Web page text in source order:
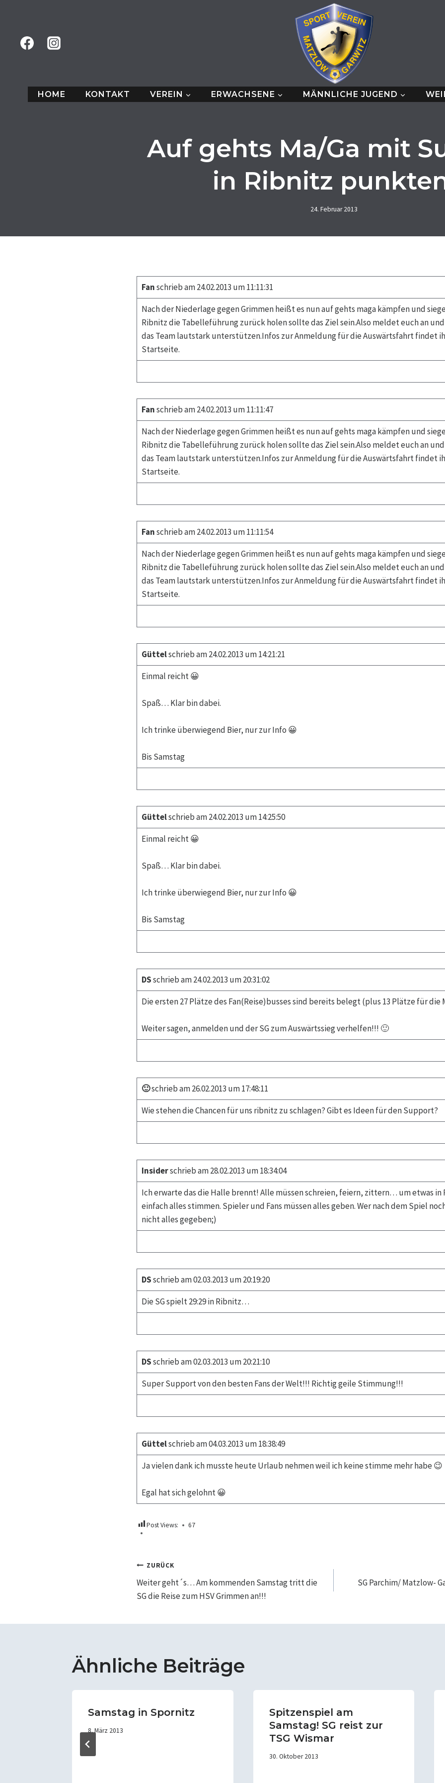
HOME KONTAKT VEREIN ERWACHSENE MÄNNLICHE JUGEND
Auf gehts Ma/Ga mit
in Ribnitz
24. Februar 2013
Fanschrieb am 24.02.2013 um 11:11:31
Nach der Niederlage gegen Grimmen heißt es nun auf gehts maga kämpfen und
Ribnitz die Tabelleführung zurück holen sollte das Ziel sein.Also meldet euch an
das Team lautstark unterstützen.Infos zur Anmeldung für die Auswärtsfahrt findet
Startseite.
Fanschrieb am 24.02.2013 um 11:11:47
Nach der Niederlage gegen Grimmen heißt es nun auf gehts maga kämpfen und
Ribnitz die Tabelleführung zurück holen sollte das Ziel sein.Also meldet euch an
das Team lautstark unterstützen.Infos zur Anmeldung für die Auswärtsfahrt findet
Startseite.
Fanschrieb am 24.02.2013 um 11:11:54
Nach der Niederlage gegen Grimmen heißt es nun auf gehts maga kämpfen und
Ribnitz die Tabelleführung zurück holen sollte das Ziel sein.Also meldet euch an
das Team lautstark unterstützen.Infos zur Anmeldung für die Auswärtsfahrt findet
Startseite.
Güttelschrieb am 24.02.2013 um 14:21:21
Einmal reicht 😀
Spaß… Klar bin dabei.
Ich trinke überwiegend Bier, nur zur Info 😀
Bis Samstag
Güttelschrieb am 24.02.2013 um 14:25:50
Einmal reicht 😀
Spaß… Klar bin dabei.
Ich trinke überwiegend Bier, nur zur Info 😀
Bis Samstag
DSschrieb am 24.02.2013 um 20:31:02
Die ersten 27 Plätze des Fan(Reise)busses sind bereits belegt (plus 13 Plätze für die
Weiter sagen, anmelden und der SG zum Auswärtssieg verhelfen!!! 🙂
🙂schrieb am 26.02.2013 um 17:48:11
Wie stehen die Chancen für uns ribnitz zu schlagen? Gibt es Ideen für den Support?
Insiderschrieb am 28.02.2013 um 18:34:04
Ich erwarte das die Halle brennt! Alle müssen schreien, feiern, zittern… um etwas in
einfach alles stimmen. Spieler und Fans müssen alles geben. Wer nach dem Spiel
nicht alles gegeben;)
DSschrieb am 02.03.2013 um 20:19:20
Die SG spielt 29:29 in Ribnitz…
DSschrieb am 02.03.2013 um 20:21:10
Super Support von den besten Fans der Welt!!! Richtig geile Stimmung!!!
Güttelschrieb am 04.03.2013 um 18:38:49
Ja vielen dank ich musste heute Urlaub nehmen weil ich keine stimme mehr habe 😉
Egal hat sich gelohnt 😀
Post Views: 67
Beitragsnavigation
ZURÜCK
Weiter geht´s… Am kommenden Samstag tritt die
SG die Reise zum HSV Grimmen an!!!
SG Parchim/ Matzlow-
Ähnliche Beiträge
Samstag in Spornitz
8. März 2013
Spitzenspiel am
Samstag! SG reist zur
TSG Wismar
30. Oktober 2013